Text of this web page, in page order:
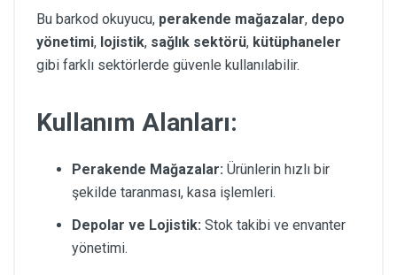
Bu barkod okuyucu, perakende mağazalar, depo
yönetimi, lojistik, sağlık sektörü, kütüphaneler
gibi farklı sektörlerde güvenle kullanılabilir.
Kullanım Alanları:
Perakende Mağazalar: Ürünlerin hızlı bir
şekilde taranması, kasa işlemleri.
Depolar ve Lojistik: Stok takibi ve envanter
yönetimi.